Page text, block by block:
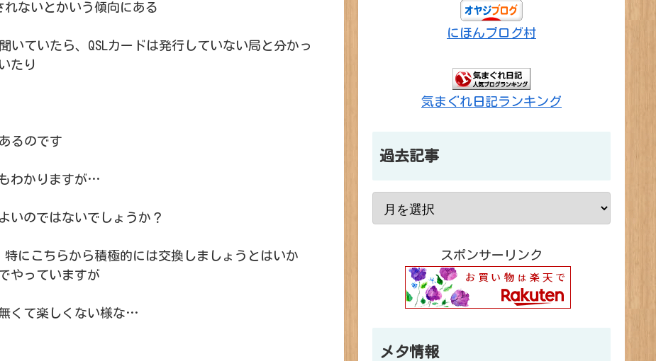
れないとかいう傾向にある
いていたら、QSLカードは発行していない局と分かっ
たり
るのです
わかりますが…
いのではないでしょうか？
にこちらから積極的には交換しましょうとはいか
やっていますが
くて楽しくない様な…
にほんブログ村
気まぐれ日記ランキング
過去記事
スポンサーリンク
メタ情報